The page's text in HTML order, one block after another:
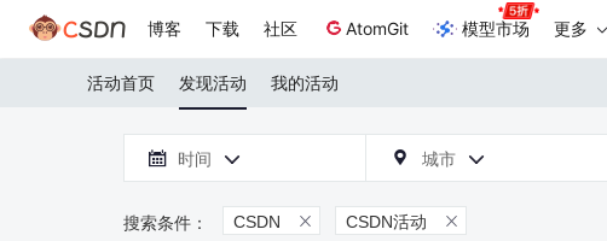
博客 下载 社区 AtomGit 模型市场 更多
活动首页 发现活动 我的活动
 时间   城市 
CSDN  CSDN活动 